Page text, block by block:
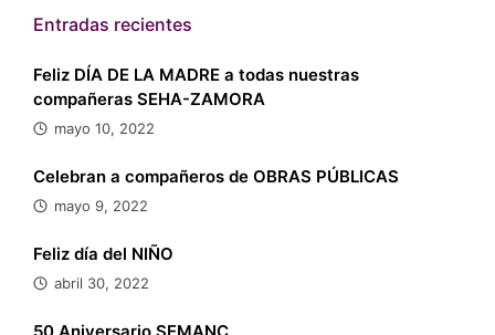
Entradas recientes
Feliz DÍA DE LA MADRE a todas nuestras
compañeras SEHA-ZAMORA
mayo 10, 2022
Celebran a compañeros de OBRAS PÚBLICAS
mayo 9, 2022
Feliz día del NIÑO
abril 30, 2022